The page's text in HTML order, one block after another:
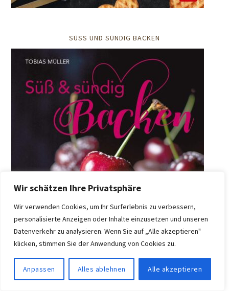
Wir schätzen Ihre Privatsphäre
Wir verwenden Cookies, um Ihr Surferlebnis zu verbessern,
personalisierte Anzeigen oder Inhalte einzusetzen und unseren
Datenverkehr zu analysieren. Wenn Sie auf „Alle akzeptieren"
klicken, stimmen Sie der Anwendung von Cookies zu.
Anpassen Alles ablehnen Alle akzeptieren
SÜSS UND SÜNDIG BACKEN